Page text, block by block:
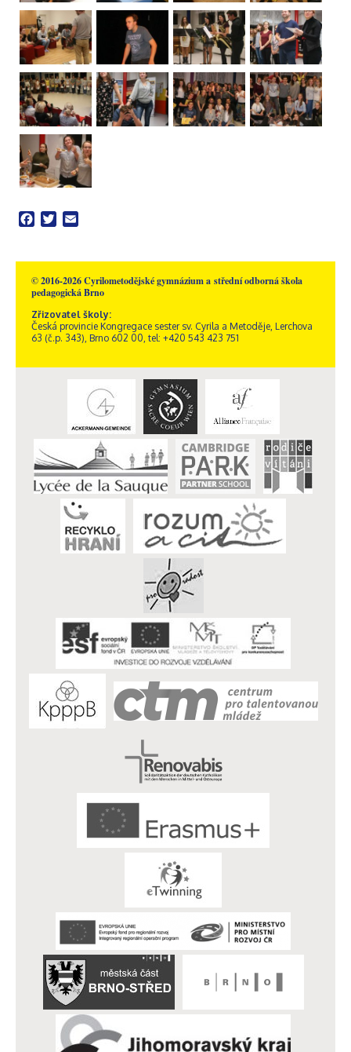
Facebook
Twitter
© 2016-2026 Cyrilometodějské gymnázium a střední odborná škola
pedagogická Brno
Zřizovatel školy:
Česká provincie Kongregace sester sv. Cyrila a Metoděje, Lerchova
63 (č.p. 343), Brno 602 00, tel: +420 543 423 751